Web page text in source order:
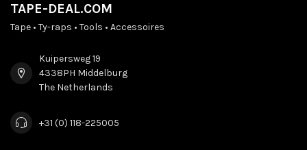
TAPE-DEAL.COM
Tape • Ty-raps • Tools • Accessoires
Kuipersweg 19
4338PH Middelburg
The Netherlands
+31 (0) 118-225005